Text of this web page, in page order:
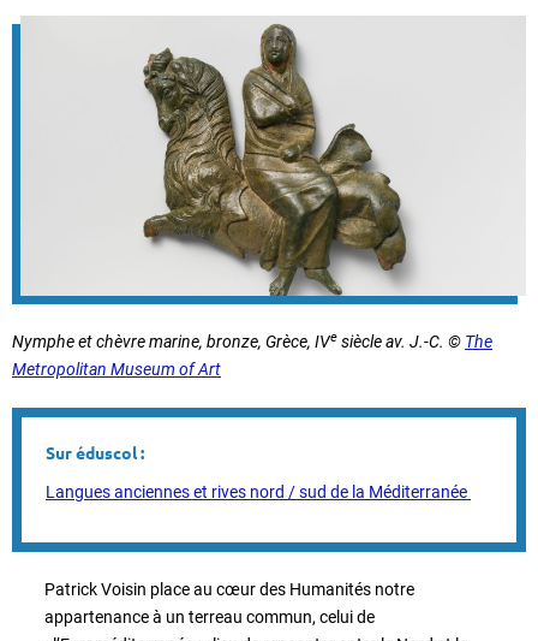
Nymphe et chèvre marine, bronze, Grèce, IVe siècle av. J.-C. © The
Metropolitan Museum of Art
Sur éduscol :
Langues anciennes et rives nord / sud de la Méditerranée
Patrick Voisin place au cœur des Humanités notre
appartenance à un terreau commun, celui de